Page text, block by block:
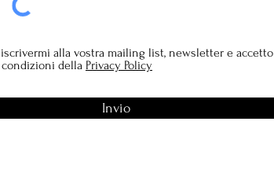
alla vostra mailing list, newsletter e accetto
della Privacy Policy
Invio